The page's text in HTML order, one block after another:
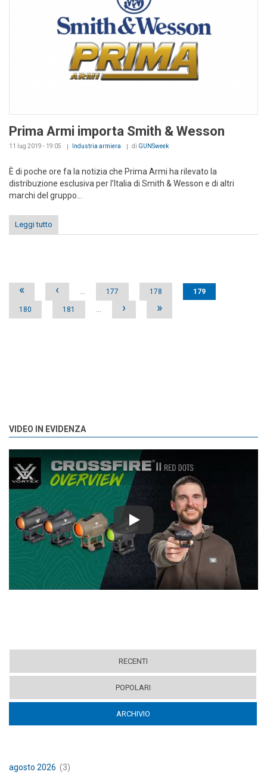
Prima Armi importa Smith & Wesson
11 lug 2019 - 19:05 Industria armiera di GUNSweek
È di poche ore fa la notizia che Prima Armi ha rilevato la
distribuzione esclusiva per l’Italia di Smith & Wesson e di altri
marchi del gruppo...
Leggi tutto
Pages
« ‹ … 177 178 179
180 181 … › »
VIDEO IN EVIDENZA
Play
RECENTI
POPOLARI
ARCHIVIO
agosto 2026 (3)